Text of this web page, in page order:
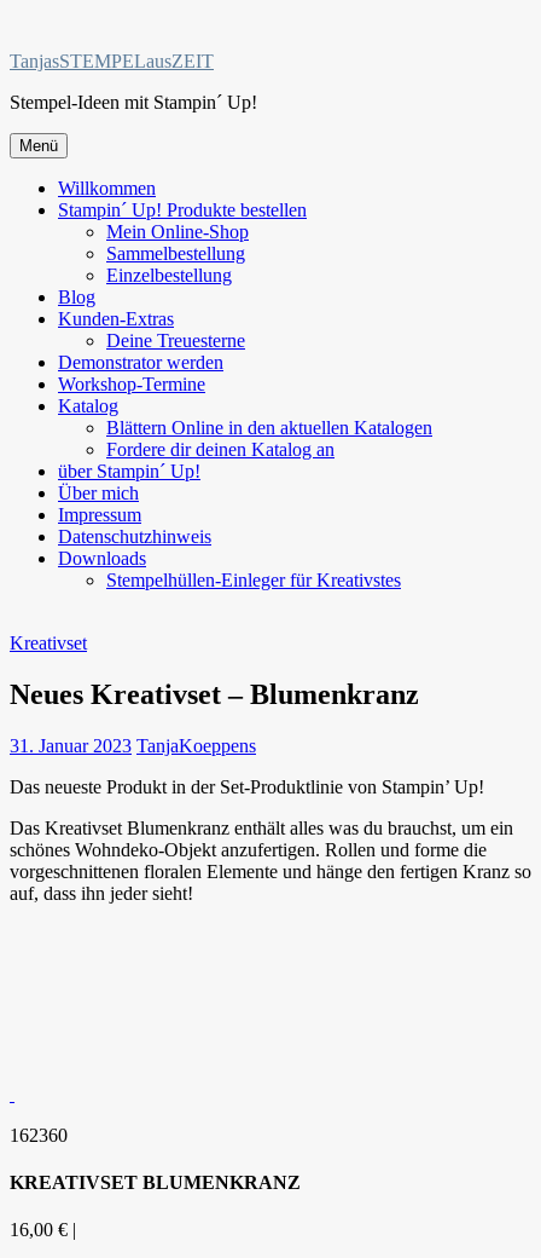
springen
TanjasSTEMPELausZEIT
Stempel-Ideen mit Stampin´ Up!
Menü
Willkommen
Stampin´ Up! Produkte bestellen
Mein Online-Shop
Sammelbestellung
Einzelbestellung
Blog
Kunden-Extras
Deine Treuesterne
Demonstrator werden
Workshop-Termine
Katalog
Blättern Online in den aktuellen Katalogen
Fordere dir deinen Katalog an
über Stampin´ Up!
Über mich
Impressum
Datenschutzhinweis
Downloads
Stempelhüllen-Einleger für Kreativstes
Kreativset
Neues Kreativset – Blumenkranz
31. Januar 2023 TanjaKoeppens
Das neueste Produkt in der Set-Produktlinie von Stampin’ Up!
Das Kreativset Blumenkranz enthält alles was du brauchst, um ein
schönes Wohndeko-Objekt anzufertigen. Rollen und forme die
vorgeschnittenen floralen Elemente und hänge den fertigen Kranz so
auf, dass ihn jeder sieht!
162360
KREATIVSET BLUMENKRANZ
16,00 € |